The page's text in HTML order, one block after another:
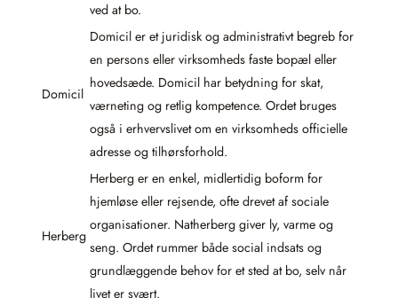
ved at bo.
Domicil
Domicil er et juridisk og administrativt begreb for
en persons eller virksomheds faste bopæl eller
hovedsæde. Domicil har betydning for skat,
værneting og retlig kompetence. Ordet bruges
også i erhvervslivet om en virksomheds officielle
adresse og tilhørsforhold.
Herberg
Herberg er en enkel, midlertidig boform for
hjemløse eller rejsende, ofte drevet af sociale
organisationer. Natherberg giver ly, varme og
seng. Ordet rummer både social indsats og
grundlæggende behov for et sted at bo, selv når
livet er svært.